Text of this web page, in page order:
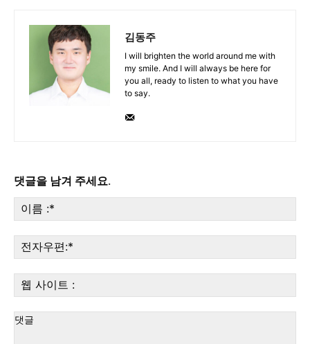
김동주
I will brighten the world around me with
my smile. And I will always be here for
you all, ready to listen to what you have
to say.
댓글을 남겨 주세요.
름
:*
자
우
사
이